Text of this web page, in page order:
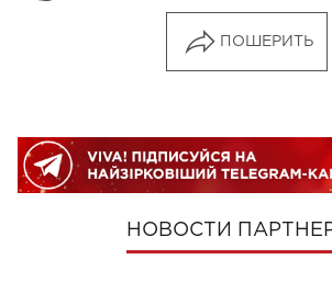
ПОШЕРИТЬ
НОВОСТИ